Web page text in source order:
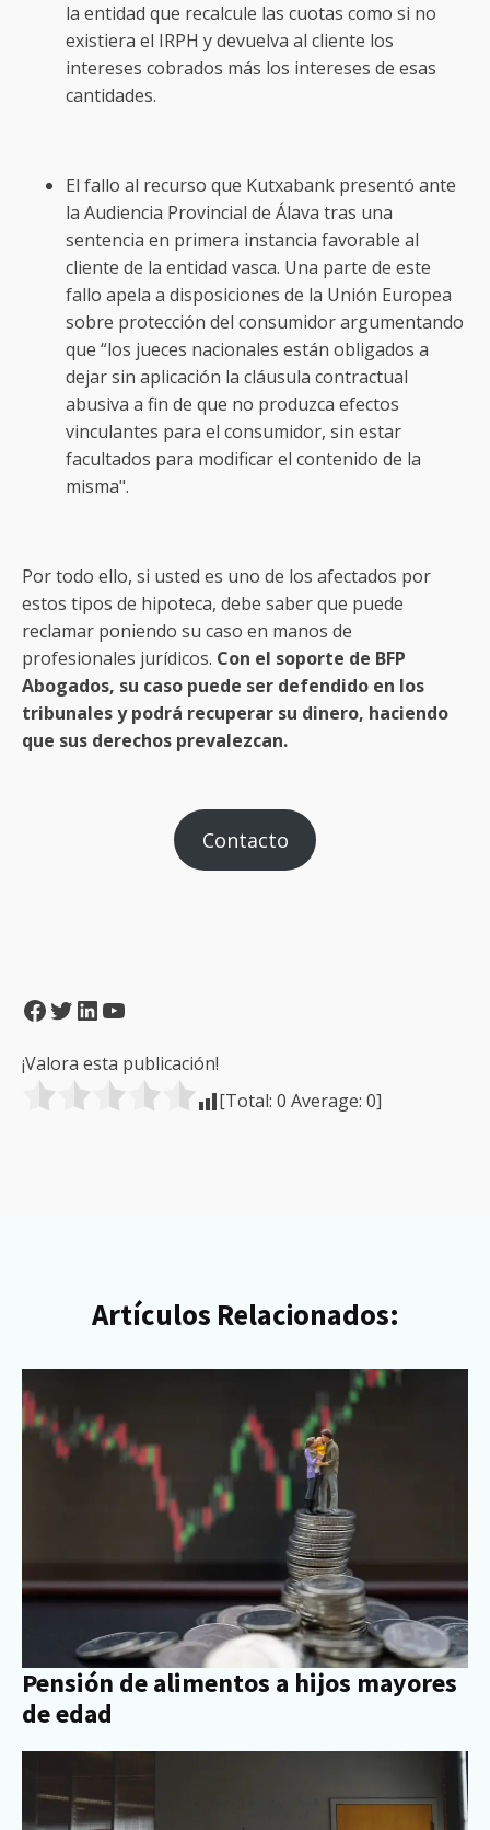
la entidad que recalcule las cuotas como si no
existiera el IRPH y devuelva al cliente los
intereses cobrados más los intereses de esas
cantidades.
El fallo al recurso que Kutxabank presentó ante
la Audiencia Provincial de Álava tras una
sentencia en primera instancia favorable al
cliente de la entidad vasca. Una parte de este
fallo apela a disposiciones de la Unión Europea
sobre protección del consumidor argumentando
que “los jueces nacionales están obligados a
dejar sin aplicación la cláusula contractual
abusiva a fin de que no produzca efectos
vinculantes para el consumidor, sin estar
facultados para modificar el contenido de la
misma".
Por todo ello, si usted es uno de los afectados por
estos tipos de hipoteca, debe saber que puede
reclamar poniendo su caso en manos de
profesionales jurídicos. Con el soporte de BFP
Abogados, su caso puede ser defendido en los
tribunales y podrá recuperar su dinero, haciendo
que sus derechos prevalezcan.
Contacto
Facebook
Twitter
LinkedIn
YouTube
¡Valora esta publicación!
[Total: 0 Average: 0]
Artículos Relacionados:
Pensión de alimentos a hijos mayores
de edad